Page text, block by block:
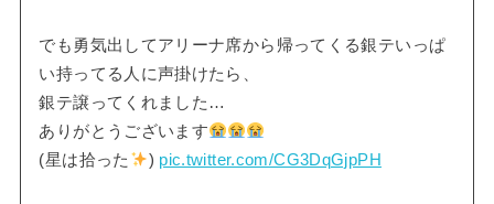
でも勇気出してアリーナ席から帰ってくる銀テいっぱ
い持ってる人に声掛けたら、
銀テ譲ってくれました…
ありがとうございます
(星は拾った
) pic.twitter.com/CG3DqGjpPH